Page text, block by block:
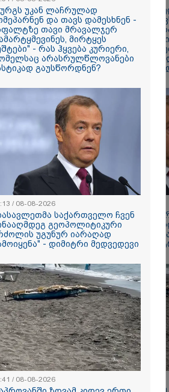
მატყუარა
და როგორ
უჩვეულო
ბიჭი
აქამდე
- რა
რომ ვთქვა,
თუ
იმნაძე
ნია
გამოსული
ეს... მას
სასჯელი
ეკა კუპატაძე
ვიღებთ
"ზურგს უკან
მომეპარნენ და
ასფალტზე თავი
დამარტყმევინეს,
მუშტები" - რას
რომელსაც
სასტიკად
"დასავლეთმა
წინააღმდეგ
ბრძოლის უგუნურ
გამოიყენა" -
უკან ლაჩრულად
და თავს დამესხნენ -
თავი მრავალჯერ
მირტყეს
- რას ჰყვება კურიერი,
არასრულწლოვანები
გაუსწორდნენ?
/ 08-08-2026
საქართველო ჩვენ
გეოპოლიტიკური
უგუნურ იარაღად
- დიმიტრი მედვედევი
/ 08-08-2026